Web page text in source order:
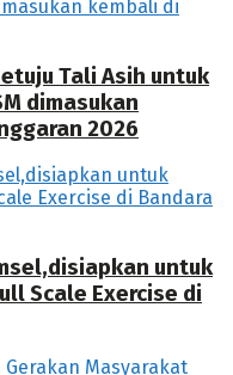
Tali Asih untuk
dimasukan
2026
untuk
Scale Exercise di